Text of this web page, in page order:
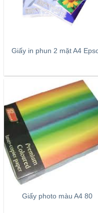
Giấy in phun 2 mặt A4
Giấy photo màu A4 80